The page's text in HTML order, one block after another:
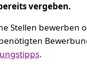
vergeben.
Stellen bewerben
.